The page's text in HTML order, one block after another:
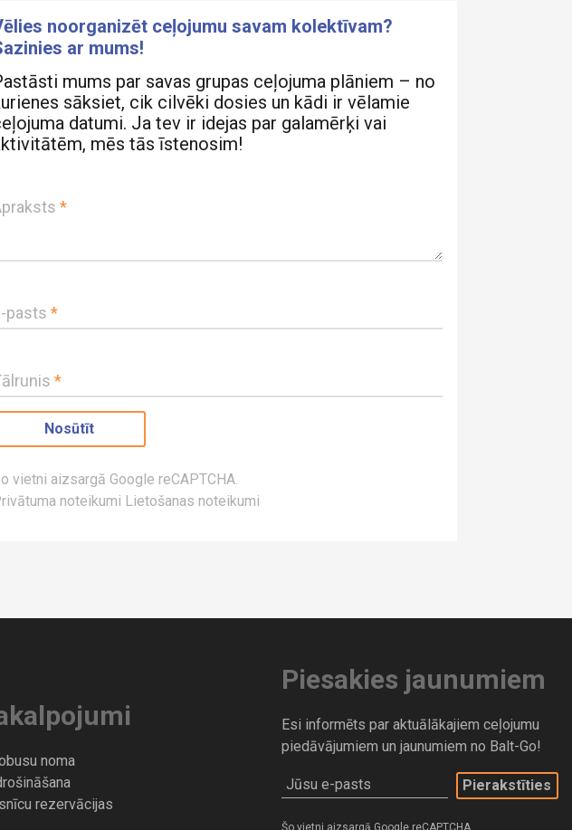
noorganizēt ceļojumu savam kolektīvam?
ar mums!
mums par savas grupas ceļojuma plāniem – no
sāksiet, cik cilvēki dosies un kādi ir vēlamie
datumi. Ja tev ir idejas par galamērķi vai
mēs tās īstenosim!
*
pasts *
*
vietni aizsargā Google reCAPTCHA.
noteikumi Lietošanas noteikumi
noma
rezervācijas
Piesakies jaunumiem
Esi informēts par aktuālākajiem ceļojumu
piedāvājumiem un jaunumiem no Balt-Go!
Jūsu e-pasts
Šo vietni aizsargā Google reCAPTCHA.